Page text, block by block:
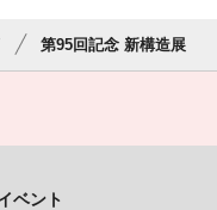
第95回記念 新構造展
ベント